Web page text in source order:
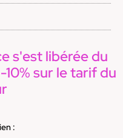
s'est libérée du
-10% sur le tarif du
: